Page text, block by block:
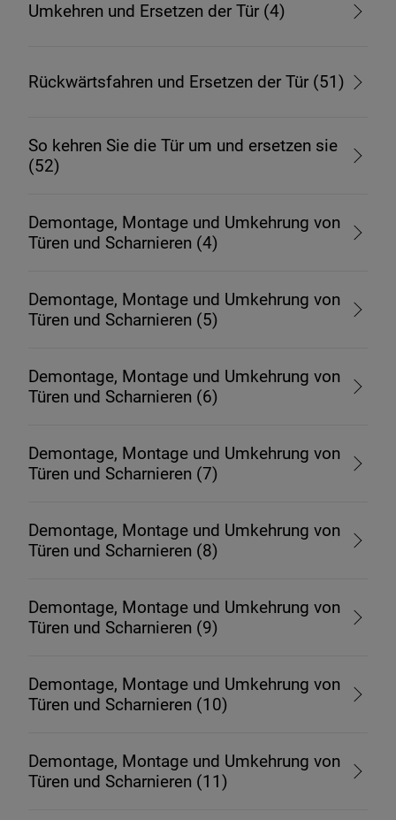
Umkehren und Ersetzen der Tür (4)
Rückwärtsfahren und Ersetzen der Tür (51)
So kehren Sie die Tür um und ersetzen sie
(52)
Demontage, Montage und Umkehrung von
Türen und Scharnieren (4)
Demontage, Montage und Umkehrung von
Türen und Scharnieren (5)
Demontage, Montage und Umkehrung von
Türen und Scharnieren (6)
Demontage, Montage und Umkehrung von
Türen und Scharnieren (7)
Demontage, Montage und Umkehrung von
Türen und Scharnieren (8)
Demontage, Montage und Umkehrung von
Türen und Scharnieren (9)
Demontage, Montage und Umkehrung von
Türen und Scharnieren (10)
Demontage, Montage und Umkehrung von
Türen und Scharnieren (11)